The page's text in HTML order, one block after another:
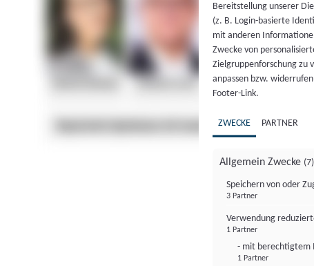
Bereitstellung unserer
(z. B. Login-basierte
mit anderen
Zwecke von
Zielgruppenforschung zu
anpassen bzw.
Footer-Link.
ZWECKE PARTNER
Allgemein Zwecke (7)
Speichern von oder
3 Partner
Verwendung
1 Partner
- mit berechtigtem
1 Partner